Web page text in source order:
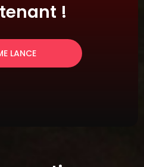
!
LANCE